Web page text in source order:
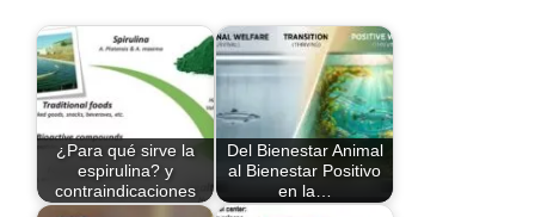
¿Para qué sirve la
espirulina? y
contraindicaciones
Del Bienestar Animal
al Bienestar Positivo
en la…